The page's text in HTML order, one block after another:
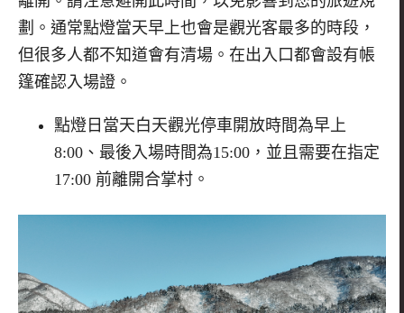
劃。通常點燈當天早上也會是觀光客最多的時段，
但很多人都不知道會有清場。在出入口都會設有帳
篷確認入場證。
點燈日當天白天觀光停車開放時間為早上
8:00、最後入場時間為15:00，並且需要在指定
17:00 前離開合掌村。